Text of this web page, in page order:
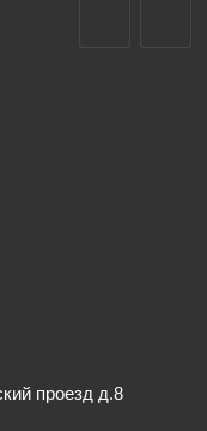
проезд д.8